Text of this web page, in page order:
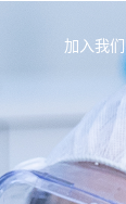
加入我们